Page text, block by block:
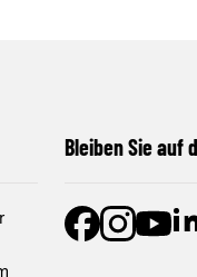
Bleiben Sie auf